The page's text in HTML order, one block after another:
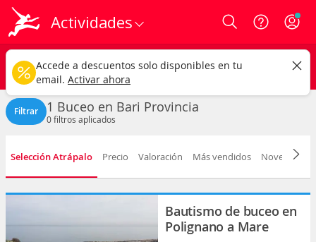
Actividades Login
Bari
Buceo Cualquier fecha
CAMBIAR
Filtrar 1 Buceo en Bari Provincia
0filtros aplicados
Selección Atrápalo Precio Valoración Más vendidos Novedad
Bautismo de buceo en
Polignano a Mare
Accede a descuentos solo disponibles en tu
email. Activar ahora